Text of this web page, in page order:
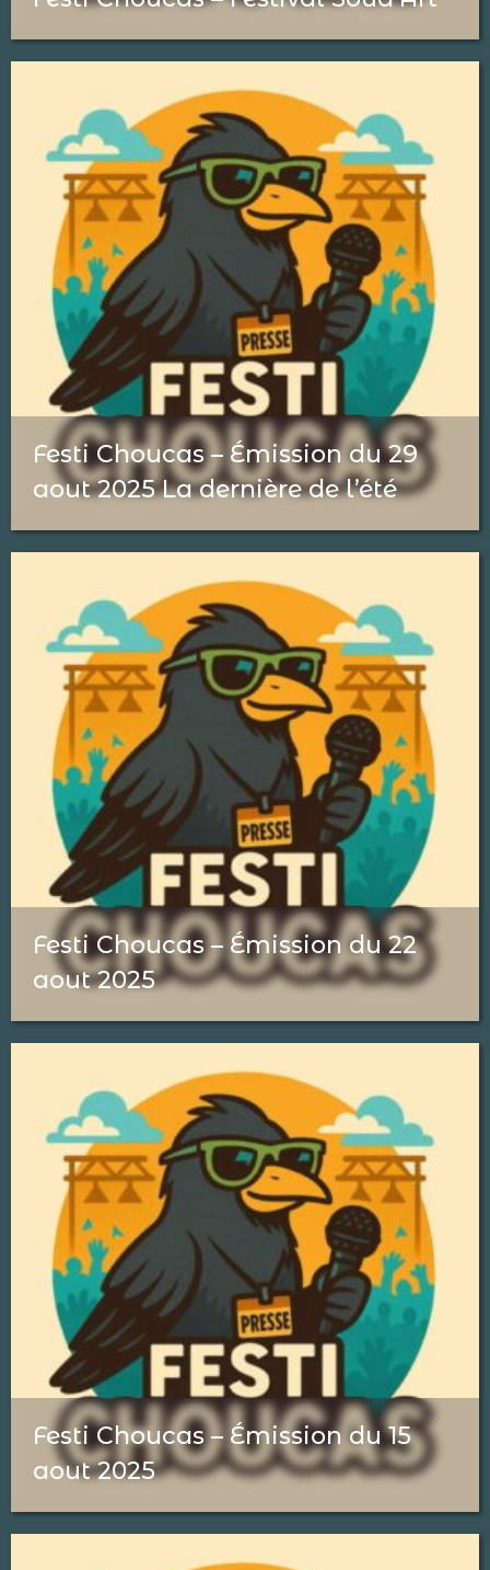
Festi Choucas – Émission du 29
aout 2025 La dernière de l’été
Festi Choucas – Émission du 22
aout 2025
Festi Choucas – Émission du 15
aout 2025